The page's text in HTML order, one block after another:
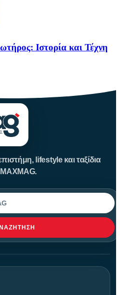
Ιστορία και Τέχνη
lifestyle και ταξίδια